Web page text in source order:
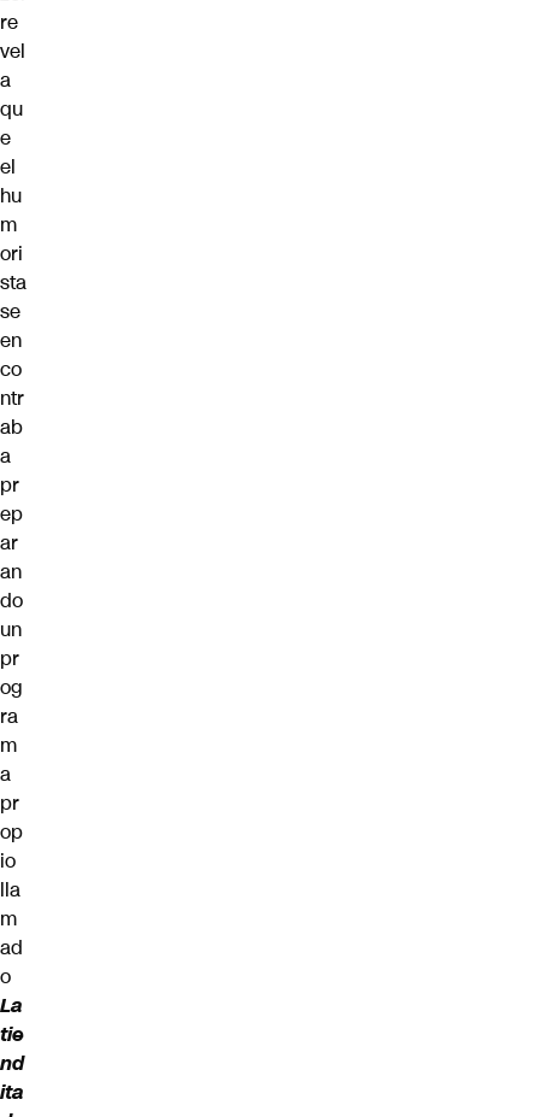
re
vel
a
qu
e
el
hu
m
ori
sta
se
en
co
ntr
ab
a
pr
ep
ar
an
do
un
pr
og
ra
m
a
pr
op
io
lla
m
ad
o
La
tie
nd
ita